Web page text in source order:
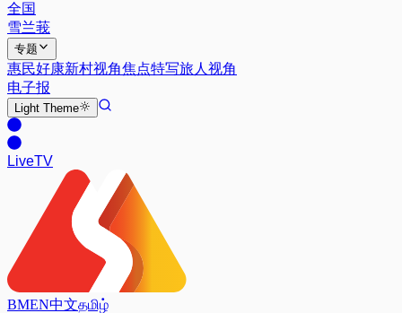
全国
雪兰莪
专题
惠民好康新村视角焦点特写旅人视角
电子报
Light Theme
LiveTV
BMEN中文தமிழ்